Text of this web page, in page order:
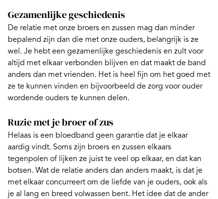
Gezamenlijke geschiedenis
De relatie met onze broers en zussen mag dan minder
bepalend zijn dan die met onze ouders, belangrijk is ze
wel. Je hebt een gezamenlijke geschiedenis en zult voor
altijd met elkaar verbonden blijven en dat maakt de band
anders dan met vrienden. Het is heel fijn om het goed met
ze te kunnen vinden en bijvoorbeeld de zorg voor ouder
wordende ouders te kunnen delen.
Ruzie met je broer of zus
Helaas is een bloedband geen garantie dat je elkaar
aardig vindt. Soms zijn broers en zussen elkaars
tegenpolen of lijken ze juist te veel op elkaar, en dat kan
botsen. Wat de relatie anders dan anders maakt, is dat je
met elkaar concurreert om de liefde van je ouders, ook als
je al lang en breed volwassen bent. Het idee dat de ander